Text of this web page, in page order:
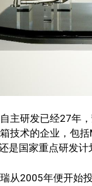
主研发已经27年
技术的企业，包
是国家重点研发
从2005年便开始